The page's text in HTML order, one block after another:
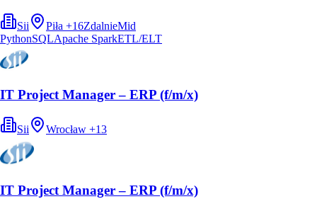
Sii Piła +16ZdalnieMid
PythonSQLApache SparkETL/ELT
IT Project Manager – ERP (f/m/x)
Sii Wrocław +13
IT Project Manager – ERP (f/m/x)